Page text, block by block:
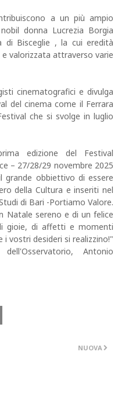
a un più ampio
donna Lucrezia Borgia
di Bisceglie , la cui eredità
valorizzata attraverso varie
cinematografici e divulga
del cinema come il Ferrara
che si svolge in luglio
edizione del Festival
– 27/28/29 novembre 2025
grande obbiettivo di essere
della Cultura e inseriti nel
di Bari -Portiamo Valore.
Natale sereno e di un felice
gioie, di affetti e momenti
vostri desideri si realizzino!"
Antonio
NUOVA